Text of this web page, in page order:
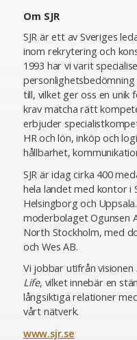
Om SJR
SJR är ett av Sveriges
inom rekrytering och
1993 har vi varit
till, vilket ger oss en
krav matcha rätt
erbjuder
HR och lön, inköp och
hållbarhet,
SJR är idag cirka 400
hela landet med kontor i
Helsingborg och
moderbolaget Ogunsen
North Stockholm, med
och Wes AB.
Vi jobbar utifrån visionen
Life, vilket innebär en
långsiktiga relationer
vårt nätverk.
www.sjr.se